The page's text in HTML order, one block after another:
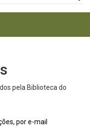
pela Biblioteca do
por e-mail